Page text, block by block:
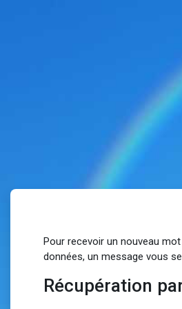
Pour recevoir un nouveau
données, un message vous
Récupération par
Récupération